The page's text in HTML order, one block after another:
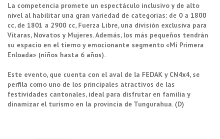
La competencia promete un espectáculo inclusivo y de alto
nivel al habilitar una gran variedad de categorías: de 0 a 1800
cc, de 1801 a 2900 cc, Fuerza Libre, una división exclusiva para
Vitaras, Novatos y Mujeres. Además, los más pequeños tendrán
su espacio en el tierno y emocionante segmento «Mi Primera
Enloada» (niños hasta 6 años).
Este evento, que cuenta con el aval de la FEDAK y CN4x4, se
perfila como uno de los principales atractivos de las
festividades cantonales, ideal para disfrutar en familia y
dinamizar el turismo en la provincia de Tungurahua. (D)